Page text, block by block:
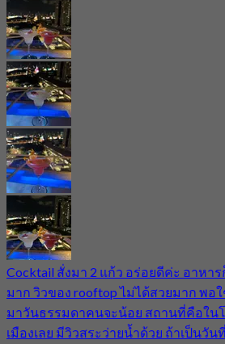
Cocktail สั่งมา 2 แก้ว อร่อยดีค่ะ อาหา
มาก วิวของ rooftop ไม่ได้สวยมาก พอ
มาวันธรรมดาคนจะน้อย สถานที่คือในโ
เมืองเลย มีวิวสระว่ายน้ำด้วย ถ้าเป็นวั